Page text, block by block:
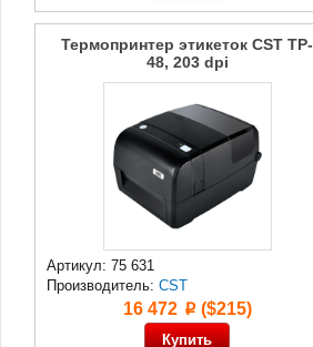
Термопринтер этикеток CST TP-
48, 203 dpi
Артикул: 75 631
Производитель: CST
16 472 p($215)